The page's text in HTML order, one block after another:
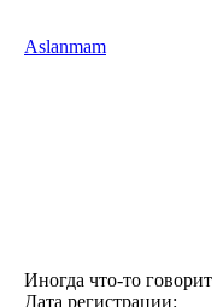
Aslanmam
Иногда что-то говорит
Дата регистрации: